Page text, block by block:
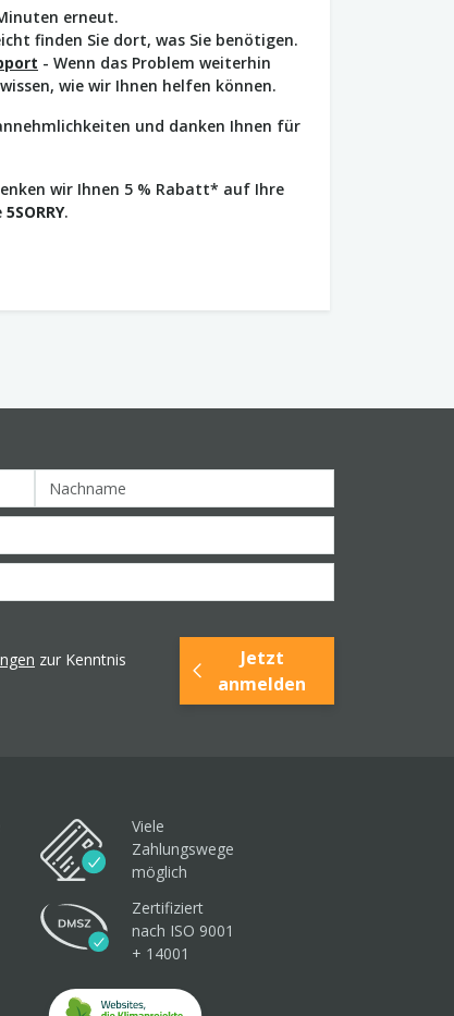
erneut.
finden Sie dort, was Sie benötigen.
- Wenn das Problem weiterhin
wie wir Ihnen helfen können.
und danken Ihnen für
wir Ihnen 5 % Rabatt* auf Ihre
5SORRY.
zur Kenntnis
Jetzt
anmelden
Viele
Zahlungswege
möglich
Zertifiziert
nach ISO 9001
+ 14001